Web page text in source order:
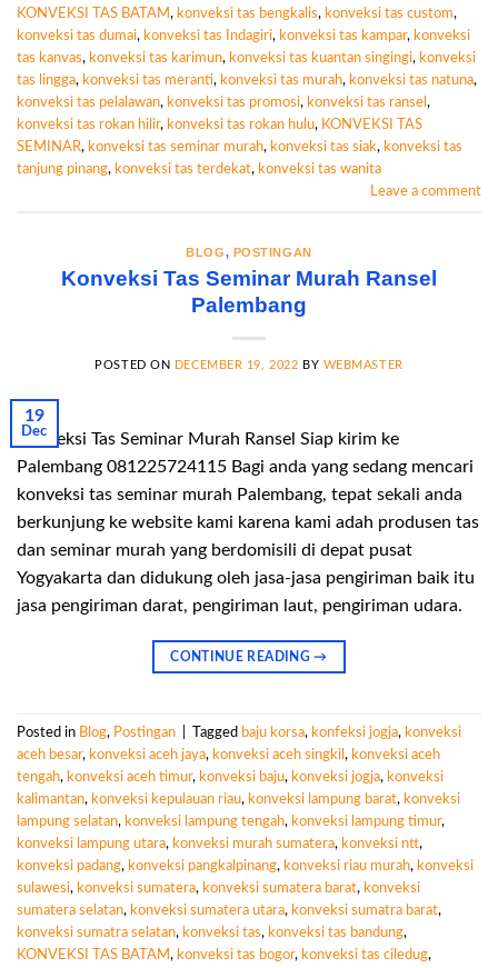
KONVEKSI TAS BATAM, konveksi tas bengkalis, konveksi tas custom,
konveksi tas dumai, konveksi tas Indagiri, konveksi tas kampar, konveksi
tas kanvas, konveksi tas karimun, konveksi tas kuantan singingi, konveksi
tas lingga, konveksi tas meranti, konveksi tas murah, konveksi tas natuna,
konveksi tas pelalawan, konveksi tas promosi, konveksi tas ransel ,
konveksi tas rokan hilir, konveksi tas rokan hulu, KONVEKSI TAS
SEMINAR, konveksi tas seminar murah, konveksi tas siak, konveksi tas
tanjung pinang, konveksi tas terdekat, konveksi tas wanita
Leave a comment
BLOG, POSTINGAN
Konveksi Tas Seminar Murah Ransel
Palembang
POSTED ON DECEMBER 19, 2022 BY WEBMASTER
19
Dec
Konveksi Tas Seminar Murah Ransel Siap kirim ke
Palembang 081225724115 Bagi anda yang sedang mencari
konveksi tas seminar murah Palembang, tepat sekali anda
berkunjung ke website kami karena kami adah produsen tas
dan seminar murah yang berdomisili di depat pusat
Yogyakarta dan didukung oleh jasa-jasa pengiriman baik itu
jasa pengiriman darat, pengiriman laut, pengiriman udara.
CONTINUE READING→
Posted in Blog, Postingan Tagged baju korsa, konfeksi jogja, konveksi
aceh besar, konveksi aceh jaya, konveksi aceh singkil , konveksi aceh
tengah, konveksi aceh timur, konveksi baju, konveksi jogja, konveksi
kalimantan, konveksi kepulauan riau, konveksi lampung barat, konveksi
lampung selatan, konveksi lampung tengah, konveksi lampung timur,
konveksi lampung utara, konveksi murah sumatera, konveksi ntt,
konveksi padang, konveksi pangkalpinang, konveksi riau murah, konveksi
sulawesi, konveksi sumatera, konveksi sumatera barat, konveksi
sumatera selatan, konveksi sumatera utara, konveksi sumatra barat,
konveksi sumatra selatan, konveksi tas, konveksi tas bandung,
KONVEKSI TAS BATAM, konveksi tas bogor, konveksi tas ciledug,